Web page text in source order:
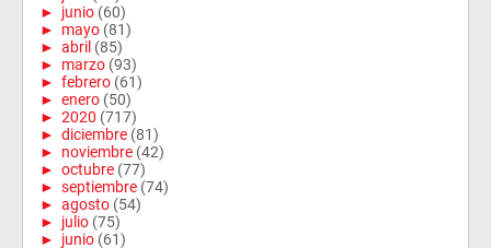
► junio (60)
► mayo (81)
► abril (85)
► marzo (93)
► febrero (61)
► enero (50)
► 2020 (717)
► diciembre (81)
► noviembre (42)
► octubre (77)
► septiembre (74)
► agosto (54)
► julio (75)
► junio (61)